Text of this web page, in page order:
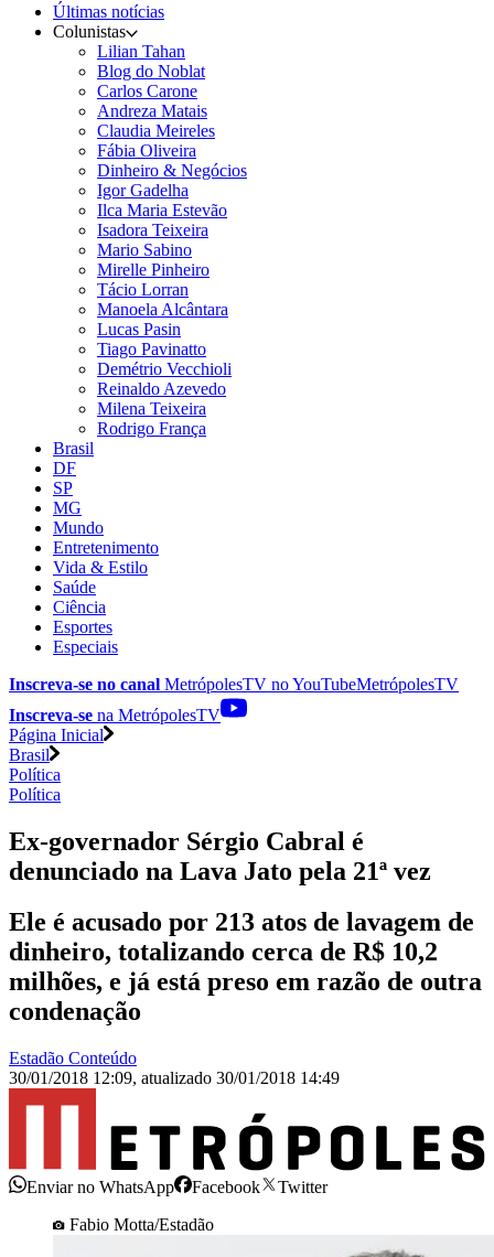
Últimas notícias
Colunistas
Lilian Tahan
Blog do Noblat
Carlos Carone
Andreza Matais
Claudia Meireles
Fábia Oliveira
Dinheiro & Negócios
Igor Gadelha
Ilca Maria Estevão
Isadora Teixeira
Mario Sabino
Mirelle Pinheiro
Tácio Lorran
Manoela Alcântara
Lucas Pasin
Tiago Pavinatto
Demétrio Vecchioli
Reinaldo Azevedo
Milena Teixeira
Rodrigo França
Brasil
DF
SP
MG
Mundo
Entretenimento
Vida & Estilo
Saúde
Ciência
Esportes
Especiais
Inscreva-se no canal MetrópolesTV noYouTubeMetrópolesTV
Inscreva-se na MetrópolesTV
Página Inicial
Brasil
Política
Política
Ex-governador Sérgio Cabral é
denunciado na Lava Jato pela 21ª vez
Ele é acusado por 213 atos de lavagem de
dinheiro, totalizando cerca de R$ 10,2
milhões, e já está preso em razão de outra
condenação
Estadão Conteúdo
30/01/2018 12:09, atualizado 30/01/2018 14:49
Enviar no WhatsApp Facebook
Twitter
Fabio Motta/Estadão